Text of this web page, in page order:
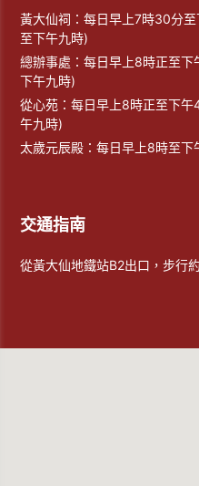
黃大仙祠：每日早上7時30分
至下午九時)
總辦事處：每日早上8時正至
下午九時)
從心苑：每日早上8時正至下
午九時)
太歲元辰殿：每日早上8時至
交通指南
從黃大仙地鐵站B2出口，步行